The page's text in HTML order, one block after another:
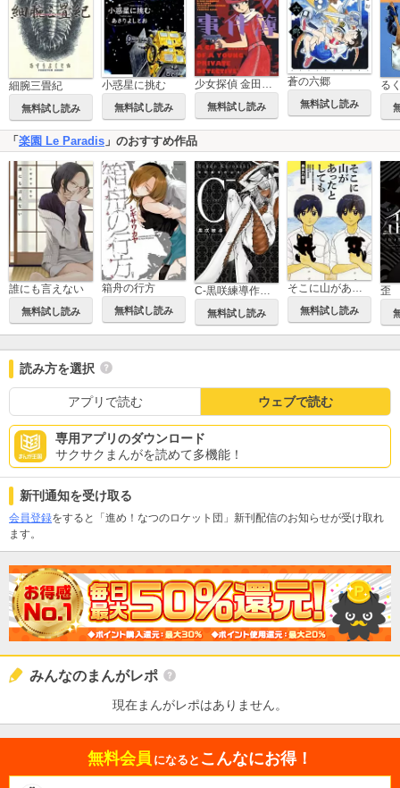
細腕三畳紀
無料試し読み
小惑星に挑む
無料試し読み
少女探偵 金田はじめの事件簿
無料試し読み
蒼の六郷
無料試し読み
る
「 楽園 Le Paradis 」のおすすめ作品
誰にも言えない
無料試し読み
箱舟の行方
無料試し読み 無料試し読み
そこに山があったとしても
無料試し読み
読み方を選択
アプリで読む ウェブで読む
専用アプリのダウンロード
サクサクまんがを読めて多機能！
新刊通知を受け取る
会員登録をすると「進め！なつのロケット団」新刊配信のお知らせが受け取れ
ます。
みんなのまんがレポ
現在まんがレポはありません。
無料会員 になると こんなにお得！